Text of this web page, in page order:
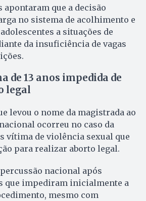
apontaram que a decisão
no sistema de acolhimento e
a situações de
da insuficiência de vagas
de 13 anos impedida de
legal
levou o nome da magistrada ao
ocorreu no caso da
vítima de violência sexual que
para realizar aborto legal.
nacional após
que impediram inicialmente a
mesmo com